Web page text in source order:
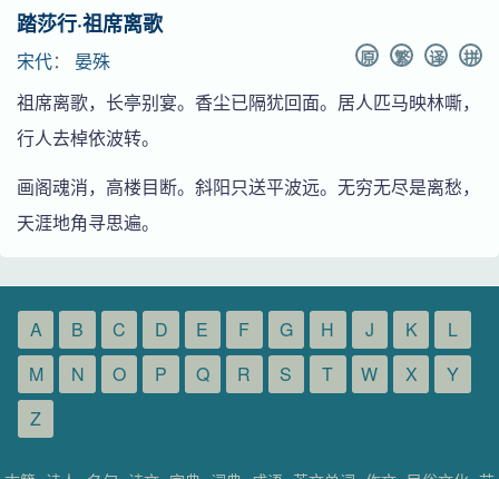
踏莎行·祖席离歌
宋代： 晏殊 拼
译
繁
原
祖席离歌，长亭别宴。香尘已隔犹回面。居人匹马映林嘶，
行人去棹依波转。
画阁魂消，高楼目断。斜阳只送平波远。无穷无尽是离愁，
天涯地角寻思遍。
A B C D E F G H J K
L
M
N O P Q R S T W X
Y
Z